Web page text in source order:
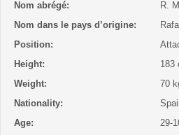
Nom abrégé:
R.
Nom dans le pays d’origine:
Position:
Height:
183
Weight:
70
Nationality:
Age:
29-